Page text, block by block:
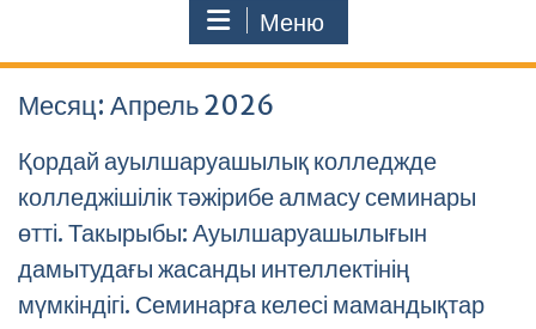
Меню
Месяц: Апрель 2026
Қордай ауылшаруашылық колледжде
колледжішілік тәжірибе алмасу семинары
өтті. Такырыбы: Ауылшаруашылығын
дамытудағы жасанды интеллектінің
мүмкіндігі. Семинарға келесі мамандықтар